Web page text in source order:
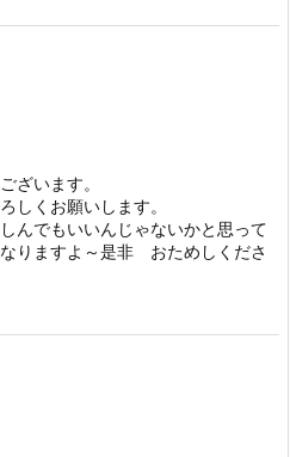
ざいます。
しくお願いします。
んでもいいんじゃないかと思って
りますよ～是非 おためしくださ